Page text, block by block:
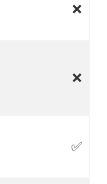
❌
❌
✅